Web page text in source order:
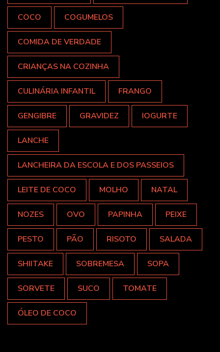
COCO COGUMELOS
COMIDA DE VERDADE
CRIANÇAS NA COZINHA
CULINÁRIA INFANTIL FRANGO
GENGIBRE GRAVIDEZ IOGURTE
LANCHE
LANCHEIRA DA ESCOLA E DOS PASSEIOS
LEITE DE COCO MOLHO NATAL
NOZES OVO PAPINHA PEIXE
PESTO PÃO RISOTO SALADA
SHIITAKE SOBREMESA SOPA
SORVETE SUCO TOMATE
ÓLEO DE COCO